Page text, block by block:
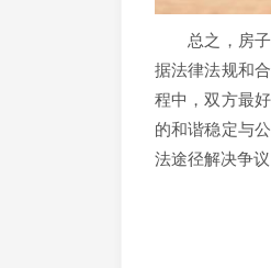
总之，房子
据法律法规和
程中，双方最
的和谐稳定与公
法途径解决争